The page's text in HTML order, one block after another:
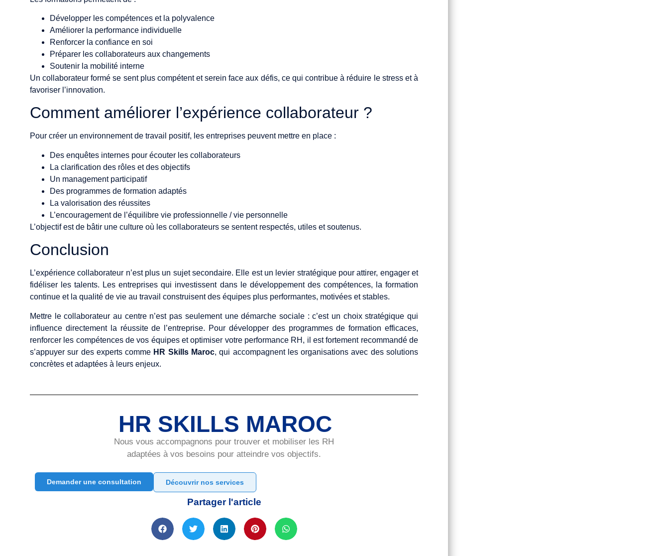
Développer les compétences et la polyvalence
Améliorer la performance individuelle
Renforcer la confiance en soi
Préparer les collaborateurs aux changements
Soutenir la mobilité interne
Un collaborateur formé se sent plus compétent et serein face aux défis, ce qui contribue à réduire le stress et à
favoriser l’innovation.
Comment améliorer l’expérience collaborateur ?
Pour créer un environnement de travail positif, les entreprises peuvent mettre en place :
Des enquêtes internes pour écouter les collaborateurs
La clarification des rôles et des objectifs
Un management participatif
Des programmes de formation adaptés
La valorisation des réussites
L’encouragement de l’équilibre vie professionnelle / vie personnelle
L’objectif est de bâtir une culture où les collaborateurs se sentent respectés, utiles et soutenus.
Conclusion
L’expérience collaborateur n’est plus un sujet secondaire. Elle est un levier stratégique pour attirer, engager et
fidéliser les talents. Les entreprises qui investissent dans le développement des compétences, la formation
continue et la qualité de vie au travail construisent des équipes plus performantes, motivées et stables.
Mettre le collaborateur au centre n’est pas seulement une démarche sociale : c’est un choix stratégique qui
influence directement la réussite de l’entreprise. Pour développer des programmes de formation efficaces,
renforcer les compétences de vos équipes et optimiser votre performance RH, il est fortement recommandé de
s’appuyer sur des experts comme HR Skills Maroc, qui accompagnent les organisations avec des solutions
concrètes et adaptées à leurs enjeux.
HR SKILLS MAROC
Nous vous accompagnons pour trouver et mobiliser les RH
adaptées à vos besoins pour atteindre vos objectifs.
Demander une consultation Découvrir nos services
Partager l'article